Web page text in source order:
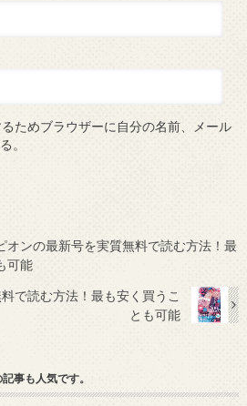
ためブラウザーに自分の名前、メール
。
オンの最新号を実質無料で読む方法！最
可能
で読む方法！最も安く買うこ
とも可能
事も人気です。